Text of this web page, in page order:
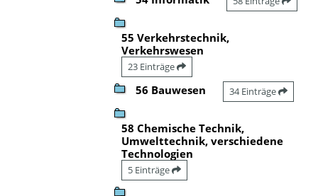
55 Verkehrstechnik,
Verkehrswesen
23 Einträge
56 Bauwesen 34 Einträge
58 Chemische Technik,
Umwelttechnik, verschiedene
Technologien
5 Einträge